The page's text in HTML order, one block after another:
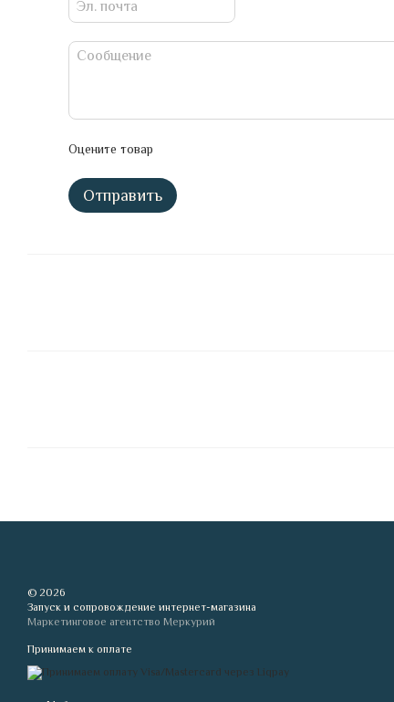
Оцените товар
Отправить
© 2026
Запуск и сопровождение интернет-магазина
Маркетинговое агентство Меркурий
Принимаем к оплате